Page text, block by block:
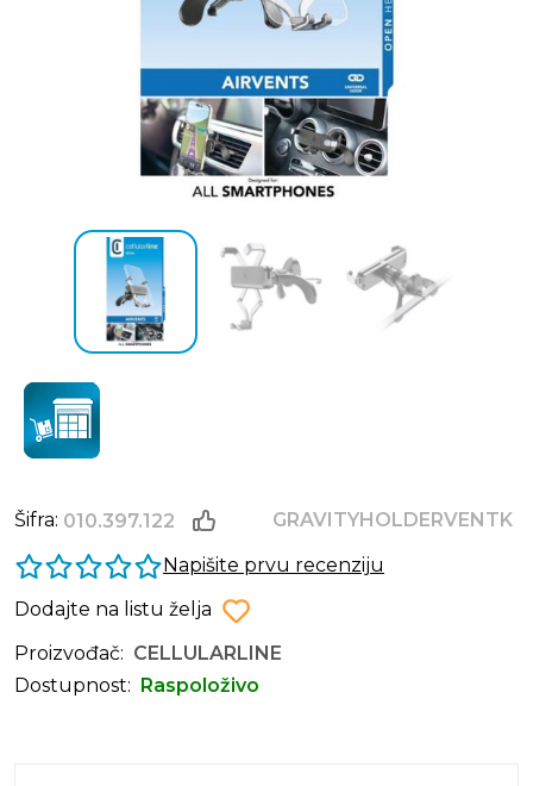
Šifra: 010.397.122
GRAVITYHOLDERVENTK
Napišite prvu recenziju
Dodajte na listu želja
Proizvođač: CELLULARLINE
Dostupnost:
Raspoloživo